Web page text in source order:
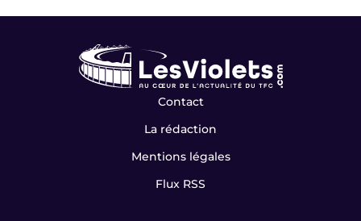
Contact
La rédaction
Mentions légales
Flux RSS